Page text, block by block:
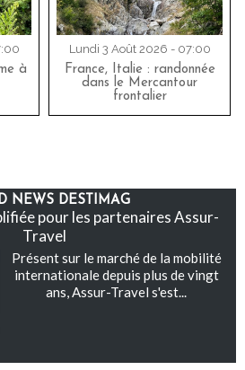
à
Lundi 3 Août 2026 - 07:00
France, Italie : randonnée
dans le Mercantour
frontalier
NEWS DESTIMAG
pour les partenaires Assur-
Travel
Présent sur le marché de la mobilité
internationale depuis plus de vingt
ans, Assur-Travel s'est...